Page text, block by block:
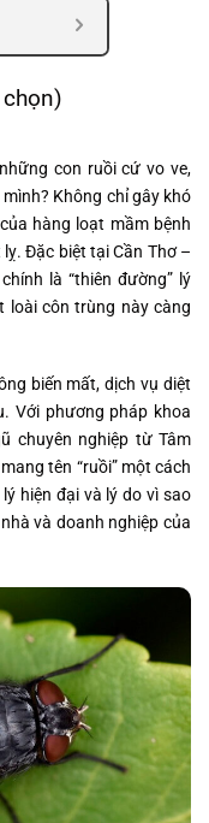
con ruồi cứ vo ve,
Không chỉ gây khó
hàng loạt mầm bệnh
Đặc biệt tại Cần Thơ –
là “thiên đường” lý
loài côn trùng này càng
biến mất, dịch vụ diệt
Với phương pháp khoa
chuyên nghiệp từ Tâm
tên “ruồi” một cách
hiện đại và lý do vì sao
và doanh nghiệp của